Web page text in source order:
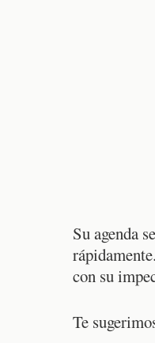
Su agenda
con su
Te